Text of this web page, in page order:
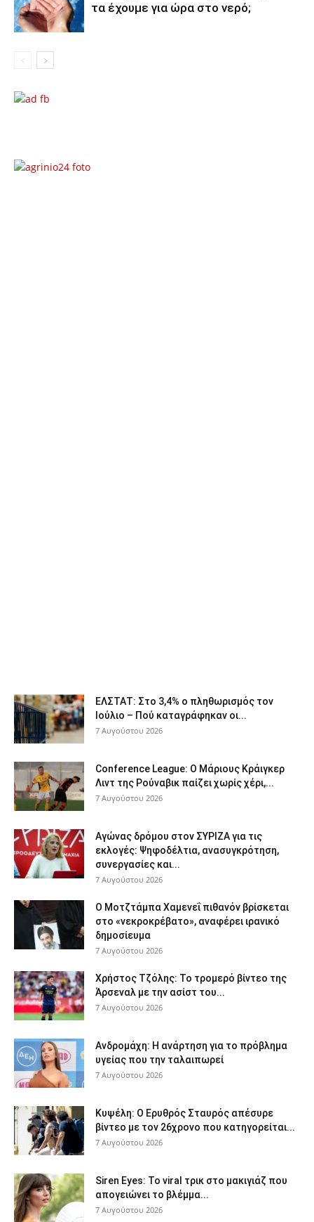
τα έχουμε για ώρα στο νερό;
ΕΛΣΤΑΤ: Στο 3,4% ο πληθωρισμός τον
Ιούλιο – Πού καταγράφηκαν οι...
7 Αυγούστου 2026
Conference League: Ο Μάριους Κράιγκερ
Λιντ της Ρούναβικ παίζει χωρίς χέρι,...
7 Αυγούστου 2026
Αγώνας δρόμου στον ΣΥΡΙΖΑ για τις
εκλογές: Ψηφοδέλτια, ανασυγκρότηση,
συνεργασίες και...
7 Αυγούστου 2026
Ο Μοτζτάμπα Χαμενεΐ πιθανόν βρίσκεται
στο «νεκροκρέβατο», αναφέρει ιρανικό
δημοσίευμα
7 Αυγούστου 2026
Χρήστος Τζόλης: Το τρομερό βίντεο της
Άρσεναλ με την ασίστ του...
7 Αυγούστου 2026
Ανδρομάχη: Η ανάρτηση για το πρόβλημα
υγείας που την ταλαιπωρεί
7 Αυγούστου 2026
Κυψέλη: Ο Ερυθρός Σταυρός απέσυρε
βίντεο με τον 26χρονο που κατηγορείται...
7 Αυγούστου 2026
Siren Eyes: Το viral τρικ στο μακιγιάζ που
απογειώνει το βλέμμα...
7 Αυγούστου 2026